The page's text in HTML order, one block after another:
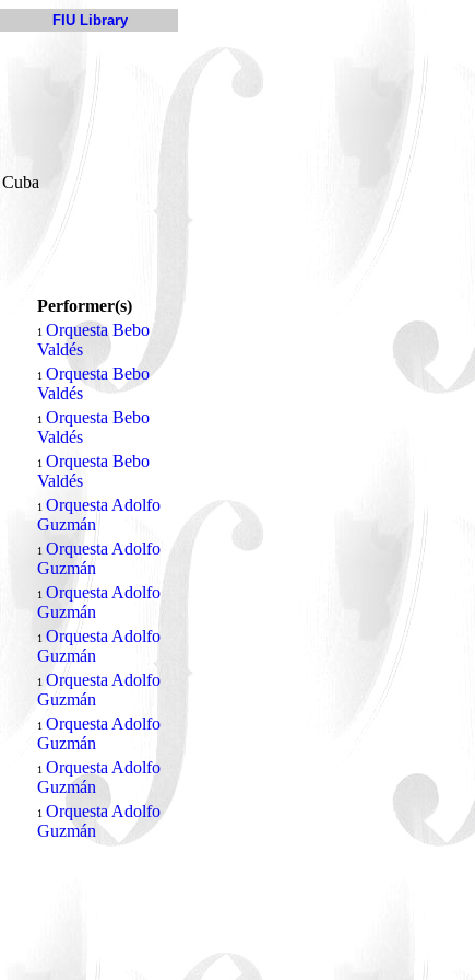
FIU Library
Cuba
Performer(s)
1 Orquesta Bebo
Valdés
1 Orquesta Bebo
Valdés
1 Orquesta Bebo
Valdés
1 Orquesta Bebo
Valdés
1 Orquesta Adolfo
Guzmán
1 Orquesta Adolfo
Guzmán
1 Orquesta Adolfo
Guzmán
1 Orquesta Adolfo
Guzmán
1 Orquesta Adolfo
Guzmán
1 Orquesta Adolfo
Guzmán
1 Orquesta Adolfo
Guzmán
1 Orquesta Adolfo
Guzmán